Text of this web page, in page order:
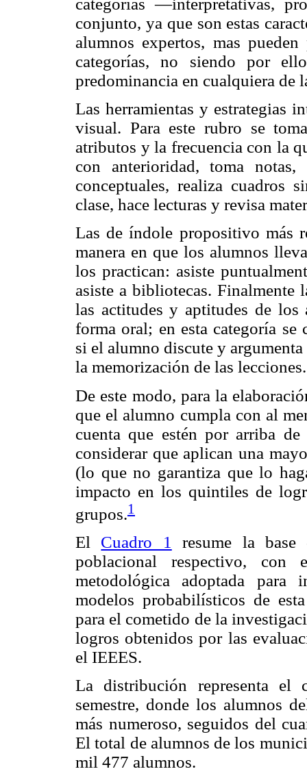
categorías —interpretativas,
conjunto, ya que son estas
alumnos expertos, mas
categorías, no siendo por
predominancia en cualquiera de
Las herramientas y estrategias
visual. Para este rubro se
atributos y la frecuencia con la
con anterioridad, toma notas,
conceptuales, realiza cuadros
clase, hace lecturas y revisa
Las de índole propositivo más
manera en que los alumnos
los practican: asiste
asiste a bibliotecas. Finalmente
las actitudes y aptitudes de los
forma oral; en esta categoría se
si el alumno discute y
la memorización de las lecciones.
De este modo, para la
que el alumno cumpla con al
cuenta que estén por arriba
considerar que aplican una
(lo que no garantiza que lo
impacto en los quintiles de
grupos.1
El Cuadro 1
resume la
poblacional respectivo,
metodológica adoptada
modelos probabilísticos de
para el cometido de la
logros obtenidos por las
el IEEES.
La distribución representa el
semestre, donde los alumnos
más numeroso, seguidos del
El total de alumnos de los
mil 477 alumnos.